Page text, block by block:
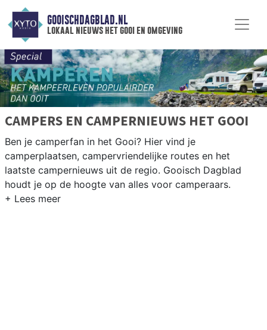
GOOISCHDAGBLAD.NL
lokaal nieuws het gooi en omgeving
CAMPERS EN CAMPERNIEUWS HET GOOI
Ben je camperfan in het Gooi? Hier vind je
camperplaatsen, campervriendelijke routes en het
laatste campernieuws uit de regio. Gooisch Dagblad
houdt je op de hoogte van alles voor camperaars.